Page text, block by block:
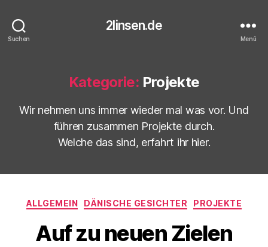
Suchen
2linsen.de
Menü
Kategorie: Projekte
Wir nehmen uns immer wieder mal was vor. Und
führen zusammen Projekte durch.
Welche das sind, erfahrt ihr hier.
Kategorien
ALLGEMEIN DÄNISCHE GESICHTER PROJEKTE
Auf zu neuen Zielen